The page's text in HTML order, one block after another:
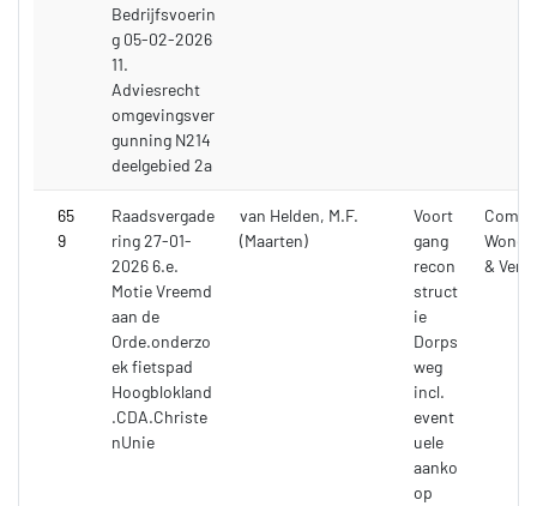
Bedrijfsvoerin
g 05-02-2026
11.
Adviesrecht
omgevingsver
gunning N214
deelgebied 2a
65
9
Raadsvergade
ring 27-01-
2026 6.e.
Motie Vreemd
aan de
Orde.onderzo
ek fietspad
Hoogblokland
.CDA.Christe
nUnie
van Helden, M.F.
(Maarten)
Voort
gang
recon
struct
ie
Dorps
weg
incl.
event
uele
aanko
op
&